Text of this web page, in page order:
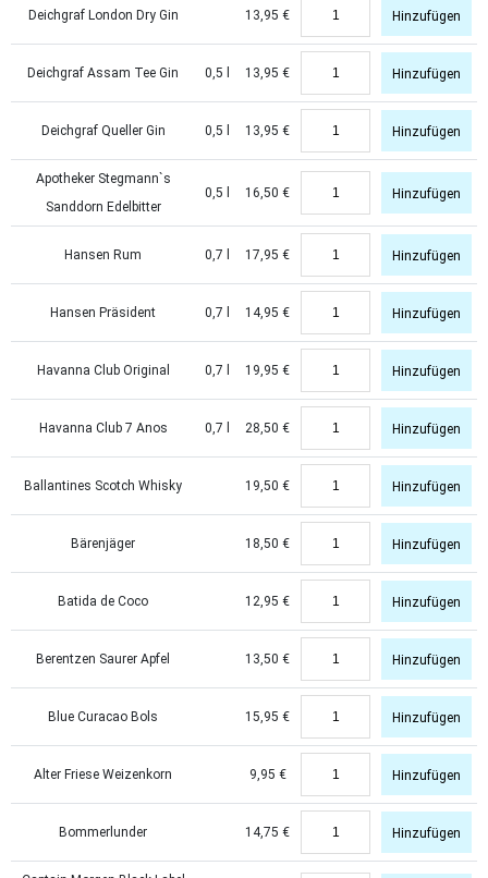
Deichgraf London Dry Gin 13,95 € Hinzufügen
Deichgraf Assam Tee Gin 0,5 l 13,95 € Hinzufügen
Deichgraf Queller Gin 0,5 l 13,95 € Hinzufügen
Apotheker Stegmann`s
Sanddorn Edelbitter
0,5 l 16,50 € Hinzufügen
Hansen Rum 0,7 l 17,95 € Hinzufügen
Hansen Präsident 0,7 l 14,95 € Hinzufügen
Havanna Club Original 0,7 l 19,95 € Hinzufügen
Havanna Club 7 Anos 0,7 l 28,50 € Hinzufügen
Ballantines Scotch Whisky 19,50 € Hinzufügen
Bärenjäger 18,50 € Hinzufügen
Batida de Coco 12,95 € Hinzufügen
Berentzen Saurer Apfel 13,50 € Hinzufügen
Blue Curacao Bols 15,95 € Hinzufügen
Alter Friese Weizenkorn 9,95 € Hinzufügen
Bommerlunder 14,75 € Hinzufügen